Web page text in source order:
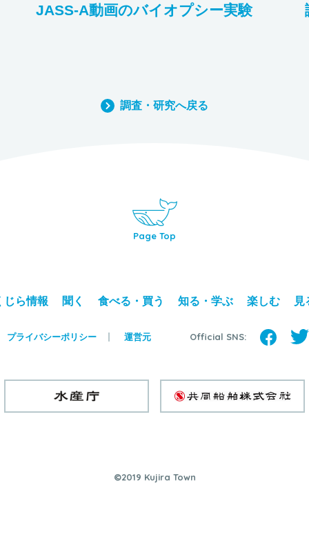
JASS-A動画のバイオプシー実験
調査・研究へ戻る
Page Top
じら情報 聞く 食べる・買う 知る・学ぶ 楽しむ 見
プライバシーポリシー 運営元 Official SNS:
©2019 Kujira Town